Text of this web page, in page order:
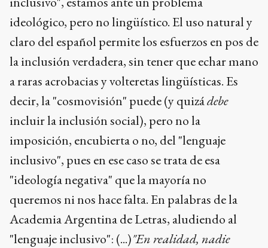
ideológico, pero no lingüístico. El uso natural y
claro del español permite los esfuerzos en pos de
la inclusión verdadera, sin tener que echar mano
a raras acrobacias y volteretas lingüísticas. Es
decir, la "cosmovisión" puede (y quizádebe
incluir la inclusión social), pero no la
imposición, encubierta o no, del "lenguaje
inclusivo", pues en ese caso se trata de esa
"ideología negativa" que la mayoría no
queremos ni nos hace falta. En palabras de la
Academia Argentina de Letras, aludiendo al
"lenguaje inclusivo": (...)"En realidad, nadie